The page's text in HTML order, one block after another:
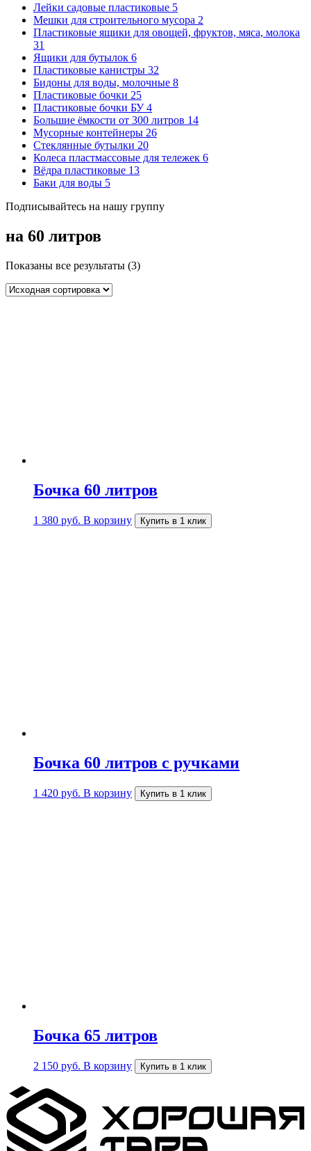
Лейки садовые пластиковые 5
Мешки для строительного мусора 2
Пластиковые ящики для овощей, фруктов, мяса, молока
31
Ящики для бутылок 6
Пластиковые канистры 32
Бидоны для воды, молочные 8
Пластиковые бочки 25
Пластиковые бочки БУ4
Большие ёмкости от 300 литров 14
Мусорные контейнеры 26
Стеклянные бутылки 20
Колеса пластмассовые для тележек 6
Вёдра пластиковые 13
Баки для воды 5
Подписывайтесь на нашу группу
на 60 литров
Показаны все результаты (3)
Бочка 60 литров
1 380 руб. В корзину Купить в 1 клик
Бочка 60 литров с ручками
1 420 руб. В корзину Купить в 1 клик
Бочка 65 литров
2 150 руб. В корзину Купить в 1 клик